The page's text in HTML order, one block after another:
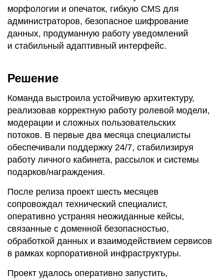
морфологии и опечаток, гибкую CMS для
администраторов, безопасное шифрование
данных, продуманную работу уведомлений
и стабильный адаптивный интерфейс.
Решение
Команда выстроила устойчивую архитектуру,
реализовав корректную работу ролевой модели,
модерации и сложных пользовательских
потоков. В первые два месяца специалисты
обеспечивали поддержку 24/7, стабилизируя
работу личного кабинета, рассылок и системы
подарков/награждения.
После релиза проект шесть месяцев
сопровождал технический специалист,
оперативно устраняя неожиданные кейсы,
связанные с доменной безопасностью,
обработкой данных и взаимодействием сервисов
в рамках корпоративной инфраструктуры.
Проект удалось оперативно запустить,